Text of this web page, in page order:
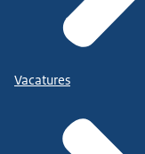
Vacatures